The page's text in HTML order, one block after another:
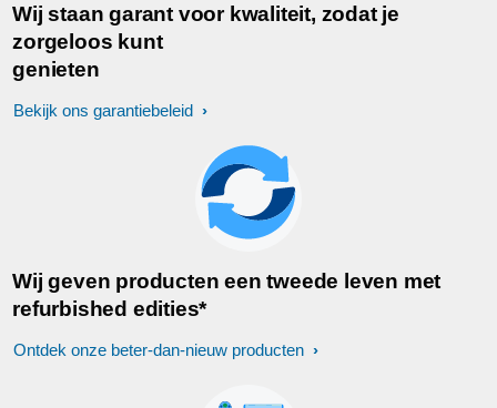
Wij staan garant voor kwaliteit, zodat je
zorgeloos kunt
genieten
Bekijk ons garantiebeleid
Wij geven producten een tweede leven met
refurbished edities*
Ontdek onze beter-dan-nieuw producten